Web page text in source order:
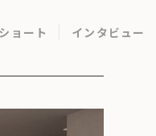
ショート インタビュー